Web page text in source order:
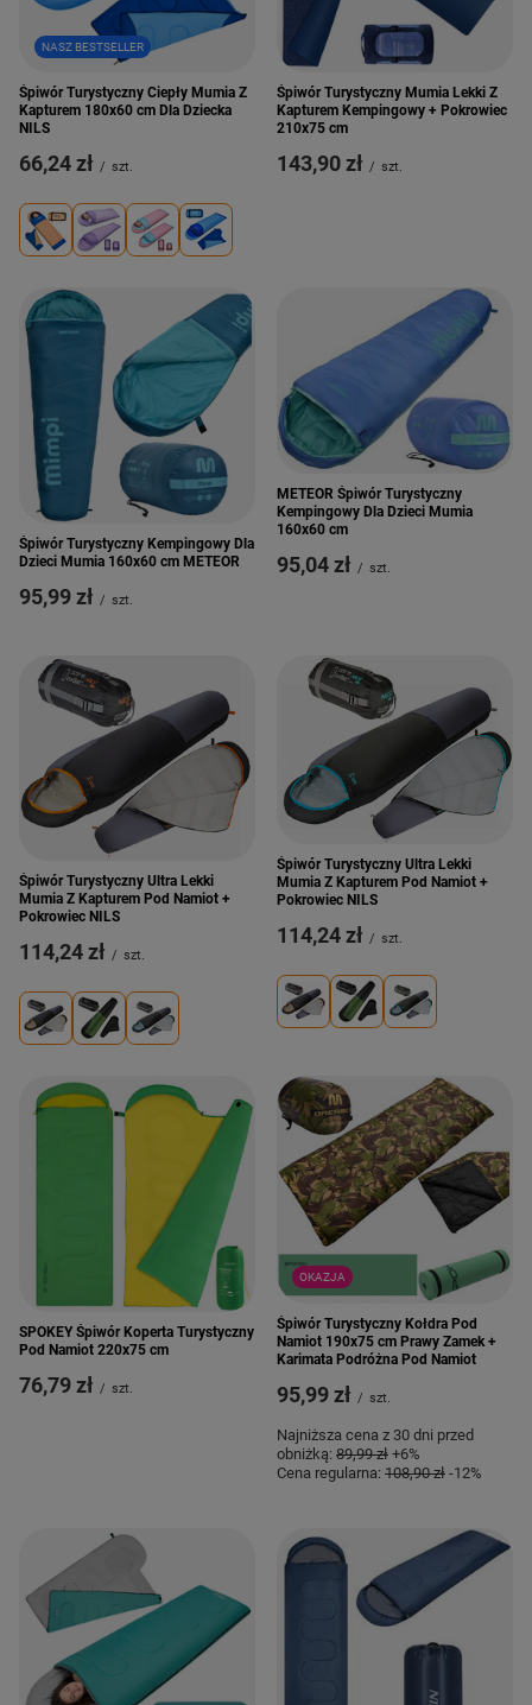
NASZ BESTSELLER
Śpiwór Turystyczny Ciepły Mumia Z
Kapturem 180x60 cm Dla Dziecka
NILS
66,24 zł / szt.
Śpiwór Turystyczny Mumia Lekki Z
Kapturem Kempingowy + Pokrowiec
210x75 cm
143,90 zł / szt.
Śpiwór Turystyczny Kempingowy Dla
Dzieci Mumia 160x60 cm METEOR
95,99 zł / szt.
METEOR Śpiwór Turystyczny
Kempingowy Dla Dzieci Mumia
160x60 cm
95,04 zł / szt.
Śpiwór Turystyczny Ultra Lekki
Mumia Z Kapturem Pod Namiot +
Pokrowiec NILS
114,24 zł / szt.
Śpiwór Turystyczny Ultra Lekki
Mumia Z Kapturem Pod Namiot +
Pokrowiec NILS
114,24 zł / szt.
SPOKEY Śpiwór Koperta Turystyczny
Pod Namiot 220x75 cm
76,79 zł / szt.
OKAZJA
Śpiwór Turystyczny Kołdra Pod
Namiot 190x75 cm Prawy Zamek +
Karimata Podróżna Pod Namiot
95,99 zł / szt.
Najniższa cena z 30 dni przed
obniżką: 89,99 zł +6%
Cena regularna: 108,90 zł -12%